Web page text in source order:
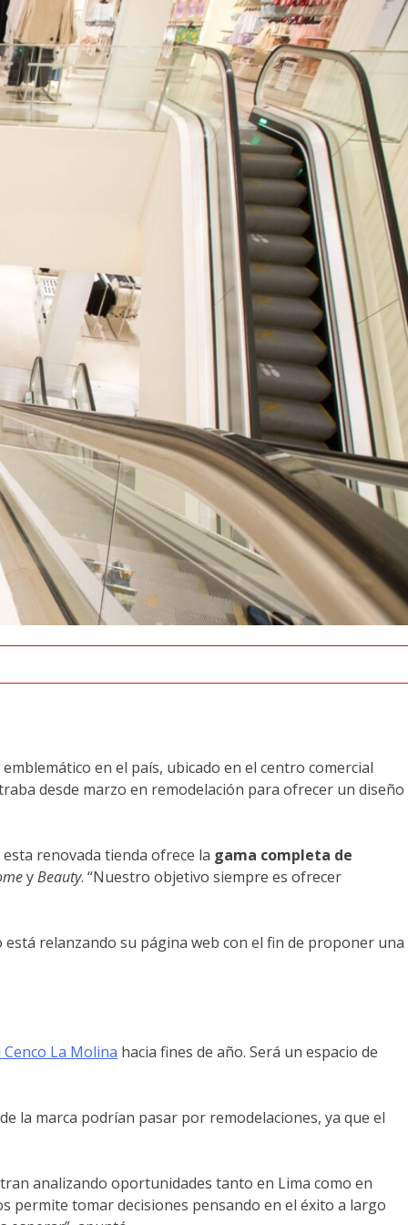
en el país, ubicado en el centro comercial
desde marzo en remodelación para ofrecer un diseño
renovada tienda ofrece la gama completa de
yBeauty. “Nuestro objetivo siempre es ofrecer
relanzando su página web con el fin de proponer una
La Molina hacia fines de año. Será un espacio de
la marca podrían pasar por remodelaciones, ya que el
analizando oportunidades tanto en Lima como en
permite tomar decisiones pensando en el éxito a largo